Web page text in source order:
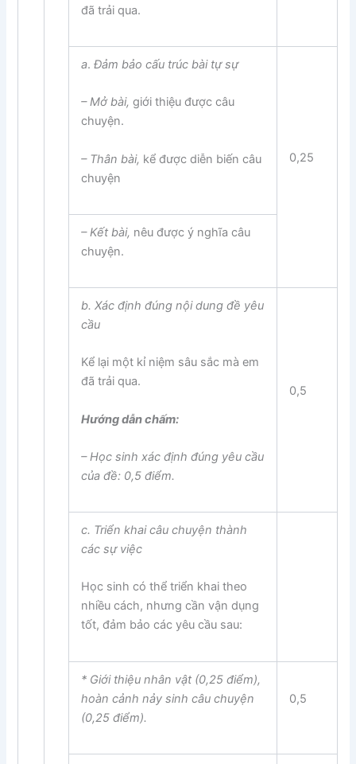
đã trải qua.
a. Đảm bảo cấu trúc bài tự sự
–Mở bài,giới thiệu được câu
chuyện.
– Thân bài, kể được diễn biến câu
chuyện
0,25
–Kết bài, nêu được ý nghĩa câu
chuyện.
b. Xác định đúngnội dung đề yêu
cầu
Kể lại một kỉ niệm sâu sắc mà em
đã trải qua.
Hướng dẫn chấm:
– Học sinh xác định đúng yêu cầu
của đề: 0,5 điểm.
0,5
c. Triển khaicâu chuyện thành
cácsự việc
Học sinh có thể triển khai theo
nhiều cách, nhưng cần vận dụng
tốt, đảm bảo các yêu cầu sau:
* Giới thiệunhân vật (0,25 điểm),
hoàn cảnh nảy sinh câu chuyện
(0,25 điểm).
0,5